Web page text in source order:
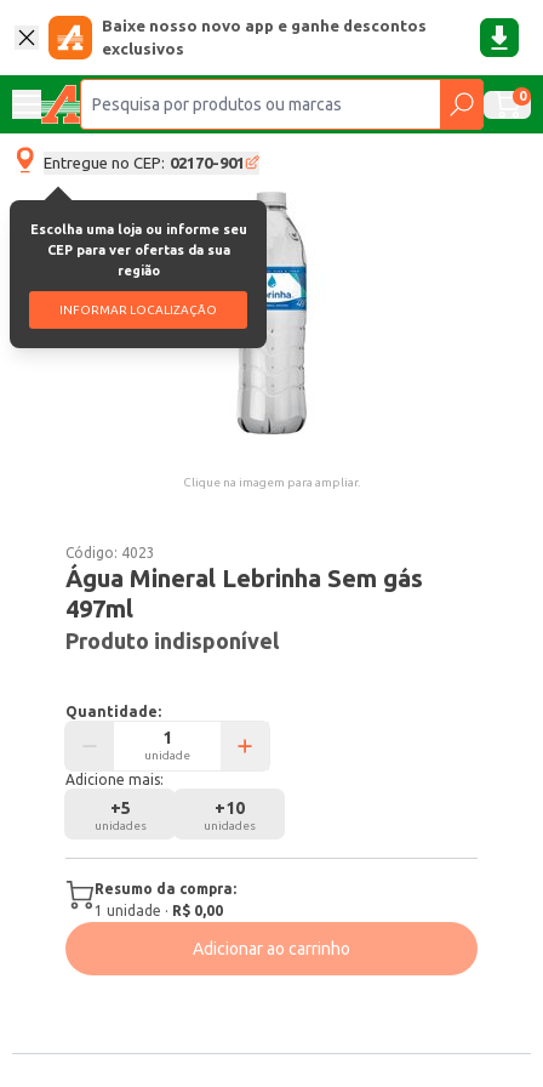
Baixe nosso novo app e ganhe descontos
exclusivos
0
Entregue no CEP: 02170-901
Escolha uma loja ou informe seu
CEP para ver ofertas da sua
região
INFORMAR LOCALIZAÇÃO
Clique na imagem para ampliar.
Código: 4023
Água Mineral Lebrinha Sem gás
497ml
Produto indisponível
Quantidade:
unidade
Adicione mais:
+5
unidades
+10
unidades
Resumo da compra:
1 unidade · R$ 0,00
Adicionar ao carrinho